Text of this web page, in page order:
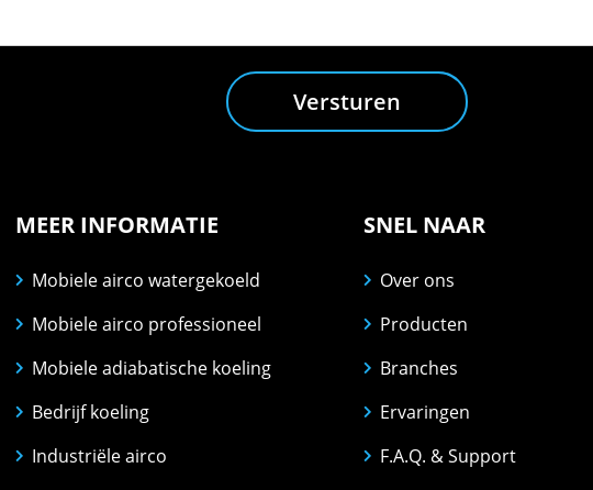
Versturen
MEER INFORMATIE
Mobiele airco watergekoeld
Mobiele airco professioneel
Mobiele adiabatische koeling
Bedrijf koeling
Industriële airco
SNEL NAAR
Over ons
Producten
Branches
Ervaringen
F.A.Q. & Support